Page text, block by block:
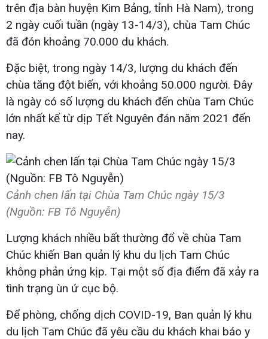
trên địa bàn huyện Kim Bảng, tỉnh Hà Nam), trong
2 ngày cuối tuần (ngày 13-14/3), chùa Tam Chúc
đã đón khoảng 70.000 du khách.
Đặc biệt, trong ngày 14/3, lượng du khách đến
chùa tăng đột biến, với khoảng 50.000 người. Đây
là ngày có số lượng du khách đến chùa Tam Chúc
lớn nhất kể từ dịp Tết Nguyên đán năm 2021 đến
nay.
Cảnh chen lấn tại Chùa Tam Chúc ngày 15/3
(Nguồn: FB Tô Nguyễn)
Lượng khách nhiều bất thường đổ về chùa Tam
Chúc khiến Ban quản lý khu du lịch Tam Chúc
không phản ứng kịp. Tại một số địa điểm đã xảy ra
tình trạng ùn ứ cục bộ.
Để phòng, chống dịch COVID-19, Ban quản lý khu
du lịch Tam Chúc đã yêu cầu du khách khai báo y